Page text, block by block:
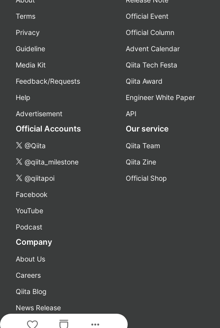
more_horiz
Terms
Privacy
Guideline
Media Kit
Feedback/Requests
Help
Advertisement
Official Event
Official Column
Advent Calendar
Qiita Tech Festa
Qiita Award
Engineer White Paper
API
Official Accounts
@Qiita
@qiita_milestone
@qiitapoi
Facebook
YouTube
Podcast
Our service
Qiita Team
Qiita Zine
Official Shop
Company
About Us
Careers
Qiita Blog
News Release